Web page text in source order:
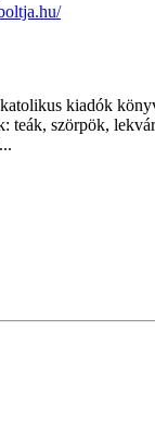
kiadók
teák, szörpök,